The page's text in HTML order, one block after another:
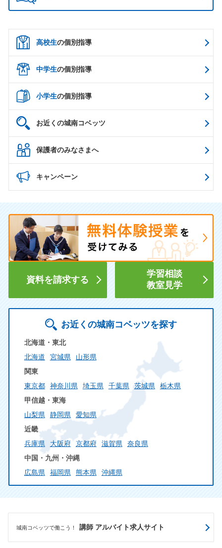
高校生の個別指導
中学生の個別指導
小学生の個別指導
お近くの城南コベッツ
保護者のみなさまへ
キャンペーン
資料を請求する
学習相談
教室見学
お近くの城南コベッツを探す
北海道・東北
北海道
宮城県
山形県
関東
東京都
神奈川県 埼玉県 千葉県 茨城県
栃木県
甲信越・東海
山梨県
静岡県
愛知県
近畿
兵庫県
大阪府 京都府 滋賀県
奈良県
中国・九州・沖縄
広島県
福岡県 熊本県 沖縄県
城南コベッツで働こう！ 講師 アルバイト求人サイト